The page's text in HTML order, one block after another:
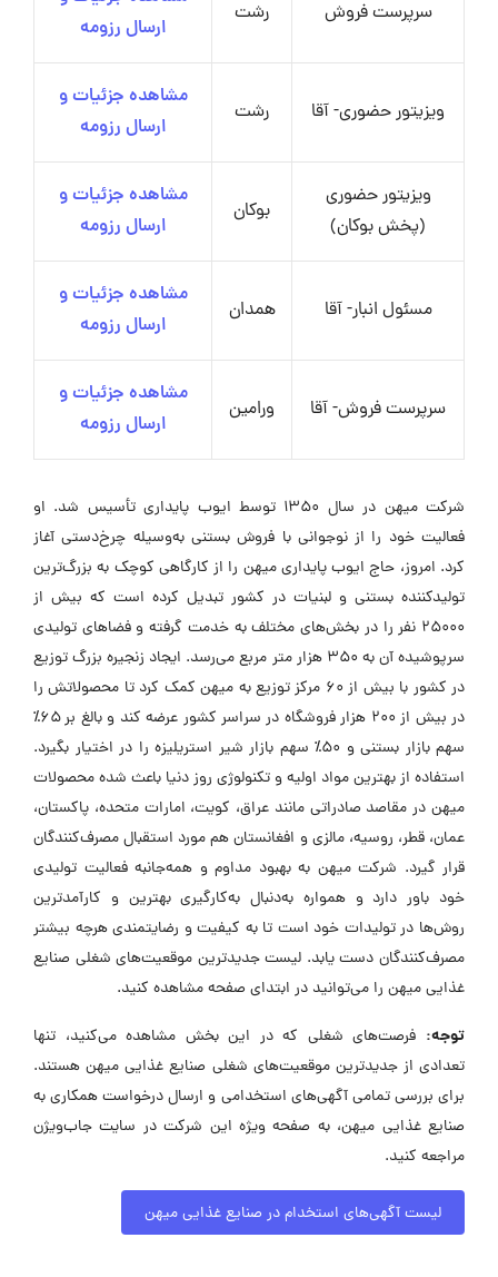
سرپرست فروش رشت
ارسال رزومه
ویزیتور حضوری- آقا رشت
مشاهده جزئیات و
ارسال رزومه
ویزیتور حضوری
(پخش بوکان)
بوکان
مشاهده جزئیات و
ارسال رزومه
مسئول انبار- آقا همدان
مشاهده جزئیات و
ارسال رزومه
سرپرست فروش- آقا ورامین
مشاهده جزئیات و
ارسال رزومه
شرکت میهن در سال ۱۳۵۰ توسط ایوب پایداری تأسیس شد. او
فعالیت خود را از نوجوانی با فروش بستنی به‌وسیله چرخ‌دستی آغاز
کرد. امروز، حاج ایوب پایداری میهن را از کارگاهی کوچک به بزرگ‌ترین
تولیدکننده بستنی و لبنیات در کشور تبدیل کرده است که بیش از
۲۵۰۰۰ نفر را در بخش‌های مختلف به خدمت گرفته و فضاهای تولیدی
سرپوشیده آن به ۳۵۰ هزار متر مربع می‌رسد. ایجاد زنجیره بزرگ توزیع
در کشور با بیش از ۶۰ مرکز توزیع به میهن کمک کرد تا محصولاتش را
در بیش از ۲۰۰ هزار فروشگاه در سراسر کشور عرضه کند و بالغ بر ۶۵٪
سهم بازار بستنی و ۵۰٪ سهم بازار شیر استریلیزه را در اختیار بگیرد.
استفاده از بهترین مواد اولیه و تکنولوژی روز دنیا باعث شده محصولات
میهن در مقاصد صادراتی مانند عراق، کویت، امارات متحده، پاکستان،
عمان، قطر، روسیه، مالزی و افغانستان هم مورد استقبال مصرف‌کنندگان
قرار گیرد. شرکت میهن به بهبود مداوم و همه‌جانبه فعالیت تولیدی
خود باور دارد و همواره به‌دنبال به‌کارگیری بهترین و کارآمدترین
روش‌ها در تولیدات خود است تا به کیفیت و رضایتمندی هرچه بیشتر
مصرف‌کنندگان دست یابد. لیست جدیدترین موقعیت‌های شغلی صنایع
غذایی میهن را می‌توانید در ابتدای صفحه مشاهده کنید.
توجه: فرصت‌های شغلی که در این بخش مشاهده می‌کنید، تنها
تعدادی از جدیدترین موقعیت‌های شغلی صنایع غذایی میهن هستند.
برای بررسی تمامی آگهی‌های استخدامی و ارسال درخواست همکاری به
صنایع غذایی میهن، به صفحه ویژه این شرکت در سایت جاب‌ویژن
مراجعه کنید.
لیست آگهی‌های استخدام در صنایع غذایی میهن